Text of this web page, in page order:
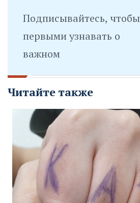
Подписывайтесь, чтобы
первыми узнавать о
важном
Читайте также